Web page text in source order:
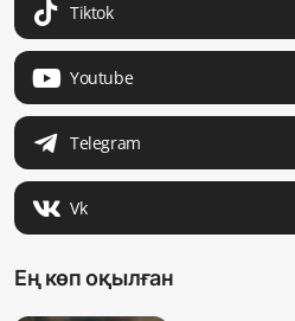
Tiktok
Youtube
Telegram
Vk
Ең көп оқылған